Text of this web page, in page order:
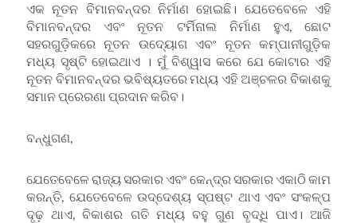
ଏକ ନୂତନ ବିମାନବନ୍ଦର ନିର୍ମାଣ ହୋଇଛି। ଯେତେବେଳେ ଏହି
ବିମାନବନ୍ଦର ଏବଂ ନୂତନ ଟର୍ମିନାଲ ନିର୍ମାଣ ହୁଏ, ଛୋଟ
ସହରଗୁଡ଼ିକରେ ନୂତନ ଉଦ୍ୟୋଗ ଏବଂ ନୂତନ କମ୍ପାନୀଗୁଡ଼ିକ
ମଧ୍ୟ ସୃଷ୍ଟି ହୋଇଥାଏ । ମୁଁ ବିଶ୍ୱାସ କରେ ଯେ କୋଟାର ଏହି
ନୂତନ ବିମାନବନ୍ଦର ଭବିଷ୍ୟତରେ ମଧ୍ୟ ଏହି ଅଞ୍ଚଳର ବିକାଶକୁ
ସମାନ ପ୍ରେରଣା ପ୍ରଦାନ କରିବ।
ବନ୍ଧୁଗଣ,
ଯେତେବେଳେ ରାଜ୍ୟ ସରକାର ଏବଂ କେନ୍ଦ୍ର ସରକାର ଏକାଠି କାମ
କରନ୍ତି, ଯେତେବେଳେ ଉଦ୍ଦେଶ୍ୟ ସ୍ପଷ୍ଟ ଥାଏ ଏବଂ ସଂକଳ୍ପ
ଦୃଢ଼ ଥାଏ, ବିକାଶର ଗତି ମଧ୍ୟ ବହୁ ଗୁଣ ବୃଦ୍ଧି ପାଏ। ଆଜି